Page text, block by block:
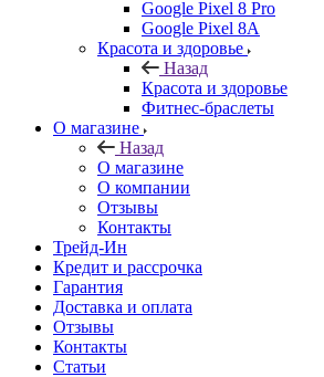
Google Pixel 8 Pro
Google Pixel 8A
Красота и здоровье
Назад
Красота и здоровье
Фитнес-браслеты
О магазине
Назад
О магазине
О компании
Отзывы
Контакты
Трейд-Ин
Кредит и рассрочка
Гарантия
Доставка и оплата
Отзывы
Контакты
Статьи